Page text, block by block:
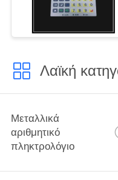
Λαϊκή
Μεταλλικά
αριθμητικό
πληκτρολόγιο